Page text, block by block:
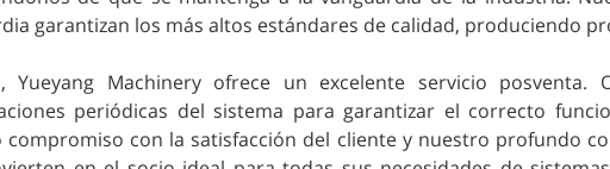
garantizan los más altos estándares de calidad, produciendo
Yueyang Machinery ofrece un excelente servicio
periódicas del sistema para garantizar el correcto
compromiso con la satisfacción del cliente y nuestro profundo